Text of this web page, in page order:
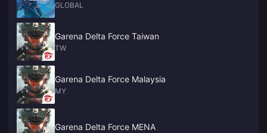
GLOBAL
Garena Delta Force Taiwan
TW
Garena Delta Force Malaysia
MY
Garena Delta Force MENA